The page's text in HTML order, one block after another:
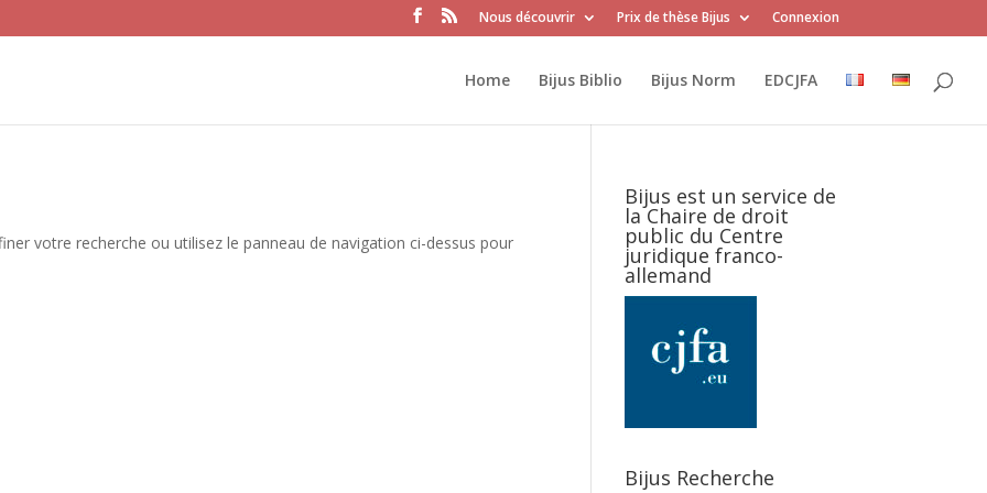
Nous découvrir Prix de thèse Bijus Connexion
Home Bijus Biblio Bijus Norm EDCJFA
votre recherche ou utilisez le panneau de navigation ci-dessus pour
Bijus est un service de
la Chaire de droit
public du Centre
juridique franco-
allemand
Bijus Recherche